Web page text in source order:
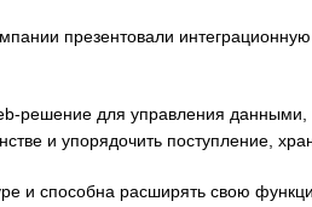
презентовали
решение для управления
и упорядочить поступление,
и способна расширять свою